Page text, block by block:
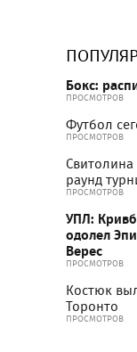
Бокс:
ПРОСМОТРОВ
Футбол
ПРОСМОТРОВ
раунд
ПРОСМОТРОВ
УПЛ:
одолел
Верес
ПРОСМОТРОВ
Костюк
Торонто
ПРОСМОТРОВ